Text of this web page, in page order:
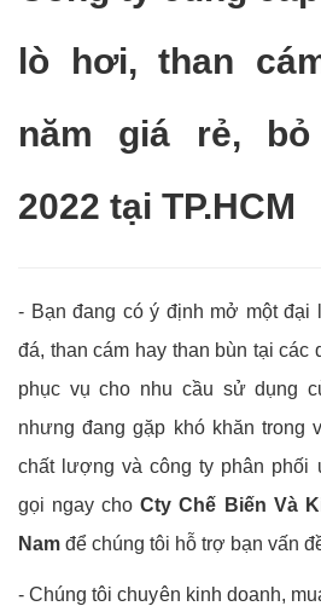
lò hơi, than
năm giá rẻ,
2022 tại TP.HCM
- Bạn đang có ý định mở một đại
đá, than cám hay than bùn tại các
phục vụ cho nhu cầu sử dụng
nhưng đang gặp khó khăn trong
chất lượng và công ty phân phối
gọi ngay choCty Chế Biến Và
Nam để chúng tôi hỗ trợ bạn vấn
- Chúng tôi chuyên kinh doanh,